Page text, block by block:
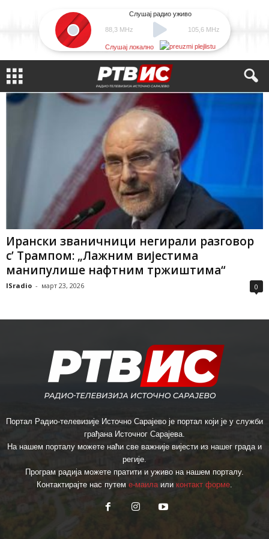
88,3 MHz
Слушај радио уживо
105,6 MHz
Слушај локално
Ирански званичници негирали разговор
с’ Трампом: „Лажним вијестима
манипулише нафтним тржиштима“
ISradio - март 23, 2026 0
Портал Радио-телевизије Источно Сарајево је портал који је у служби
грађана Источног Сарајева.
На нашем порталу можете наћи све важније вијести из нашег града и
регије.
Програм радија можете пратити и уживо на нашем порталу.
Контактирајте нас путем е-маилаили контакт форме.